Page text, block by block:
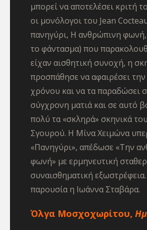
μπορεί να αποτελέσει κριτή
οι μονόλογοι του Jean
πανηγύρι, Η ανθρώπινη
το φάντασμα) που
είχαν αισθητική συνοχή, η
προσπάθησε να αφαιρέσει την
χρόνου και να τα παραδώσει
σύγχρονη ματιά και σε αυτό
πολύ τα «σκληρά» σκηνικά
Σγουρού. Η Μίνα Χειμώνα
«Πανηγύρι», απέδωσε «Την
φωνή» με ερμηνευτική
συναισθηματική
παρουσία η Ιωάννα Σταβάρα.
Όλγα Μοσχοχωρίτου,